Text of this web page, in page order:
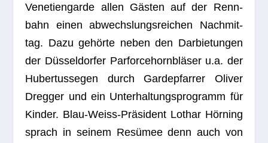
Vene­ti­en­garde allen Gästen auf der Renn­
bahn einen abwechs­lungs­rei­chen Nach­mit­
tag. Dazu gehörte neben den Dar­bie­tun­gen
der Düsseldorfer Parforcehornbläser u.a. der
Huber­tus­segen durch Gar­de­pfar­rer Oli­ver
Dreg­ger und ein Unter­hal­tungs­pro­gramm für
Kin­der. Blau-Weiss-Präsident Lothar Hörning
sprach in sei­nem Resümee denn auch von